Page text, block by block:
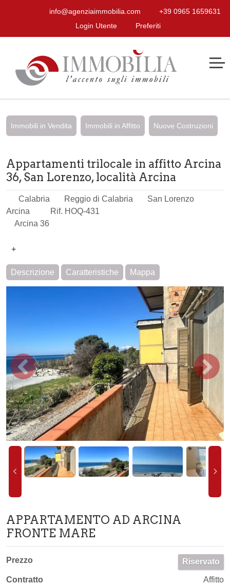
info@agenziaimmobilia.com
+39 0965 1659631
Login Utente
Preferiti
Immobili in Vendita Immobili in Affitto Nuove Costruzioni
Appartamenti trilocale in affitto Arcina
36, San Lorenzo, località Arcina
Calabria Reggio di Calabria
San Lorenzo
Arcina
Rif. HOQ-431
Arcina 36
+
Descrizione Caratteristiche Mappa
APPARTAMENTO AD ARCINA
FRONTE MARE
Prezzo Riservato
Contratto
Affitto